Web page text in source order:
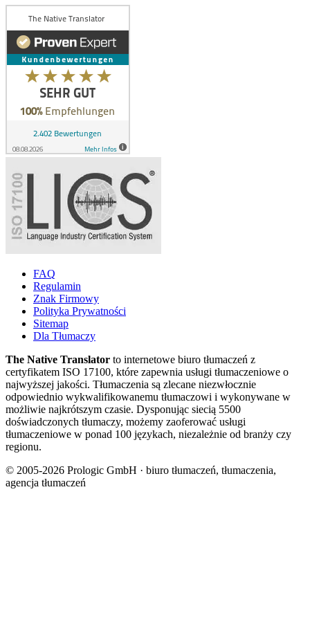
FAQ
Regulamin
Znak Firmowy
Polityka Prywatności
Sitemap
Dla Tłumaczy
The Native Translator to internetowe biuro tłumaczeń z
certyfikatem ISO 17100, które zapewnia usługi tłumaczeniowe o
najwyższej jakości. Tłumaczenia są zlecane niezwłocznie
odpowiednio wykwalifikowanemu tłumaczowi i wykonywane w
możliwie najkrótszym czasie. Dysponując siecią 5500
doświadczonych tłumaczy, możemy zaoferować usługi
tłumaczeniowe w ponad 100 językach, niezależnie od branży czy
regionu.
© 2005-2026 Prologic GmbH · biuro tłumaczeń, tłumaczenia,
agencja tłumaczeń